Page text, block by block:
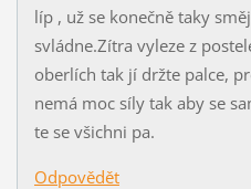
líp , už se konečně taky
svládne.Zítra vyleze z
oberlích tak jí držte palce,
nemá moc síly tak aby se
te se všichni pa.
Odpovědět